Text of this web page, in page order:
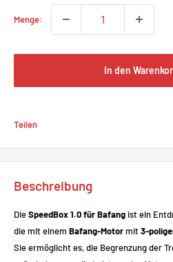
Menge:
In den
Teilen
Beschreibung
DieSpeedBox 1.0 für Bafang ist ein
die mit einem Bafang-Motormit3-
Sie ermöglicht es, die Begrenzung der